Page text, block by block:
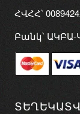
ՀՎՀՀ՝
Բանկ՝ ԱԿԲԱ-